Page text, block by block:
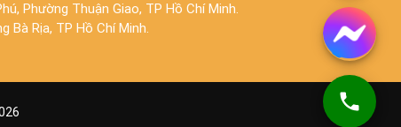
Phường Thuận Giao, TP Hồ Chí Minh.
Bà Rịa, TP Hồ Chí Minh.